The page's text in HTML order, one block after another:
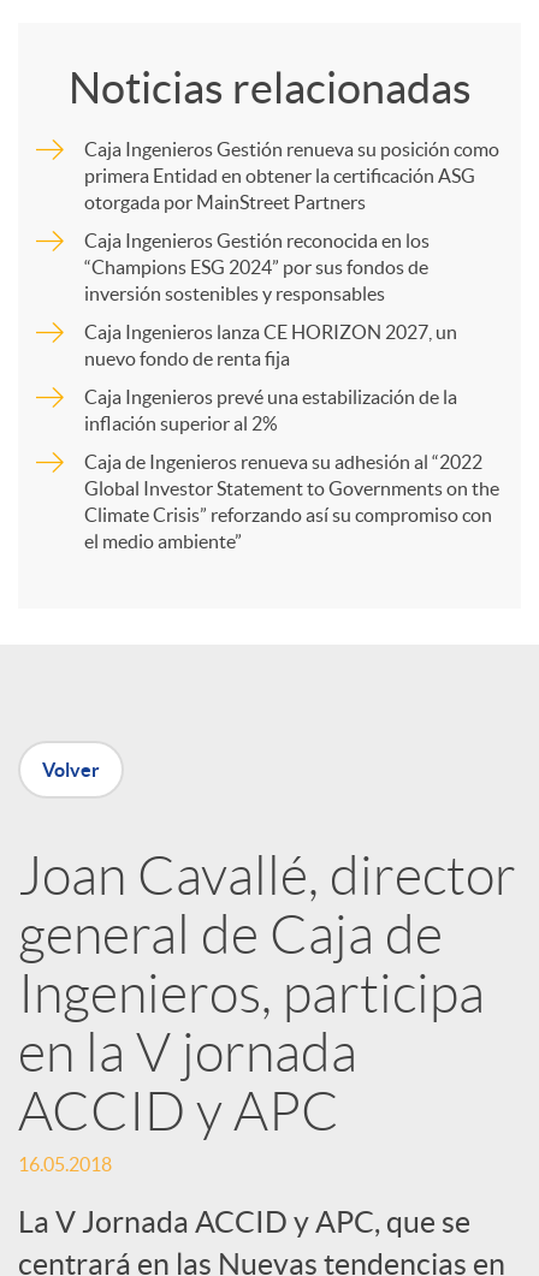
r
n
R
e
d
e
s
S
Noticias relacionadas
Caja Ingenieros Gestión renueva su posición como
primera Entidad en obtener la certificación ASG
otorgada por MainStreet Partners
Caja Ingenieros Gestión reconocida en los
“Champions ESG 2024” por sus fondos de
inversión sostenibles y responsables
Caja Ingenieros lanza CE HORIZON 2027, un
nuevo fondo de renta fija
Caja Ingenieros prevé una estabilización de la
inflación superior al 2%
Caja de Ingenieros renueva su adhesión al “2022
Global Investor Statement to Governments on the
Climate Crisis” reforzando así su compromiso con
el medio ambiente”
Volver
Joan Cavallé, director
general de Caja de
Ingenieros, participa
en la V jornada
ACCID y APC
16.05.2018
La V Jornada ACCID y APC, que se
centrará en las Nuevas tendencias en